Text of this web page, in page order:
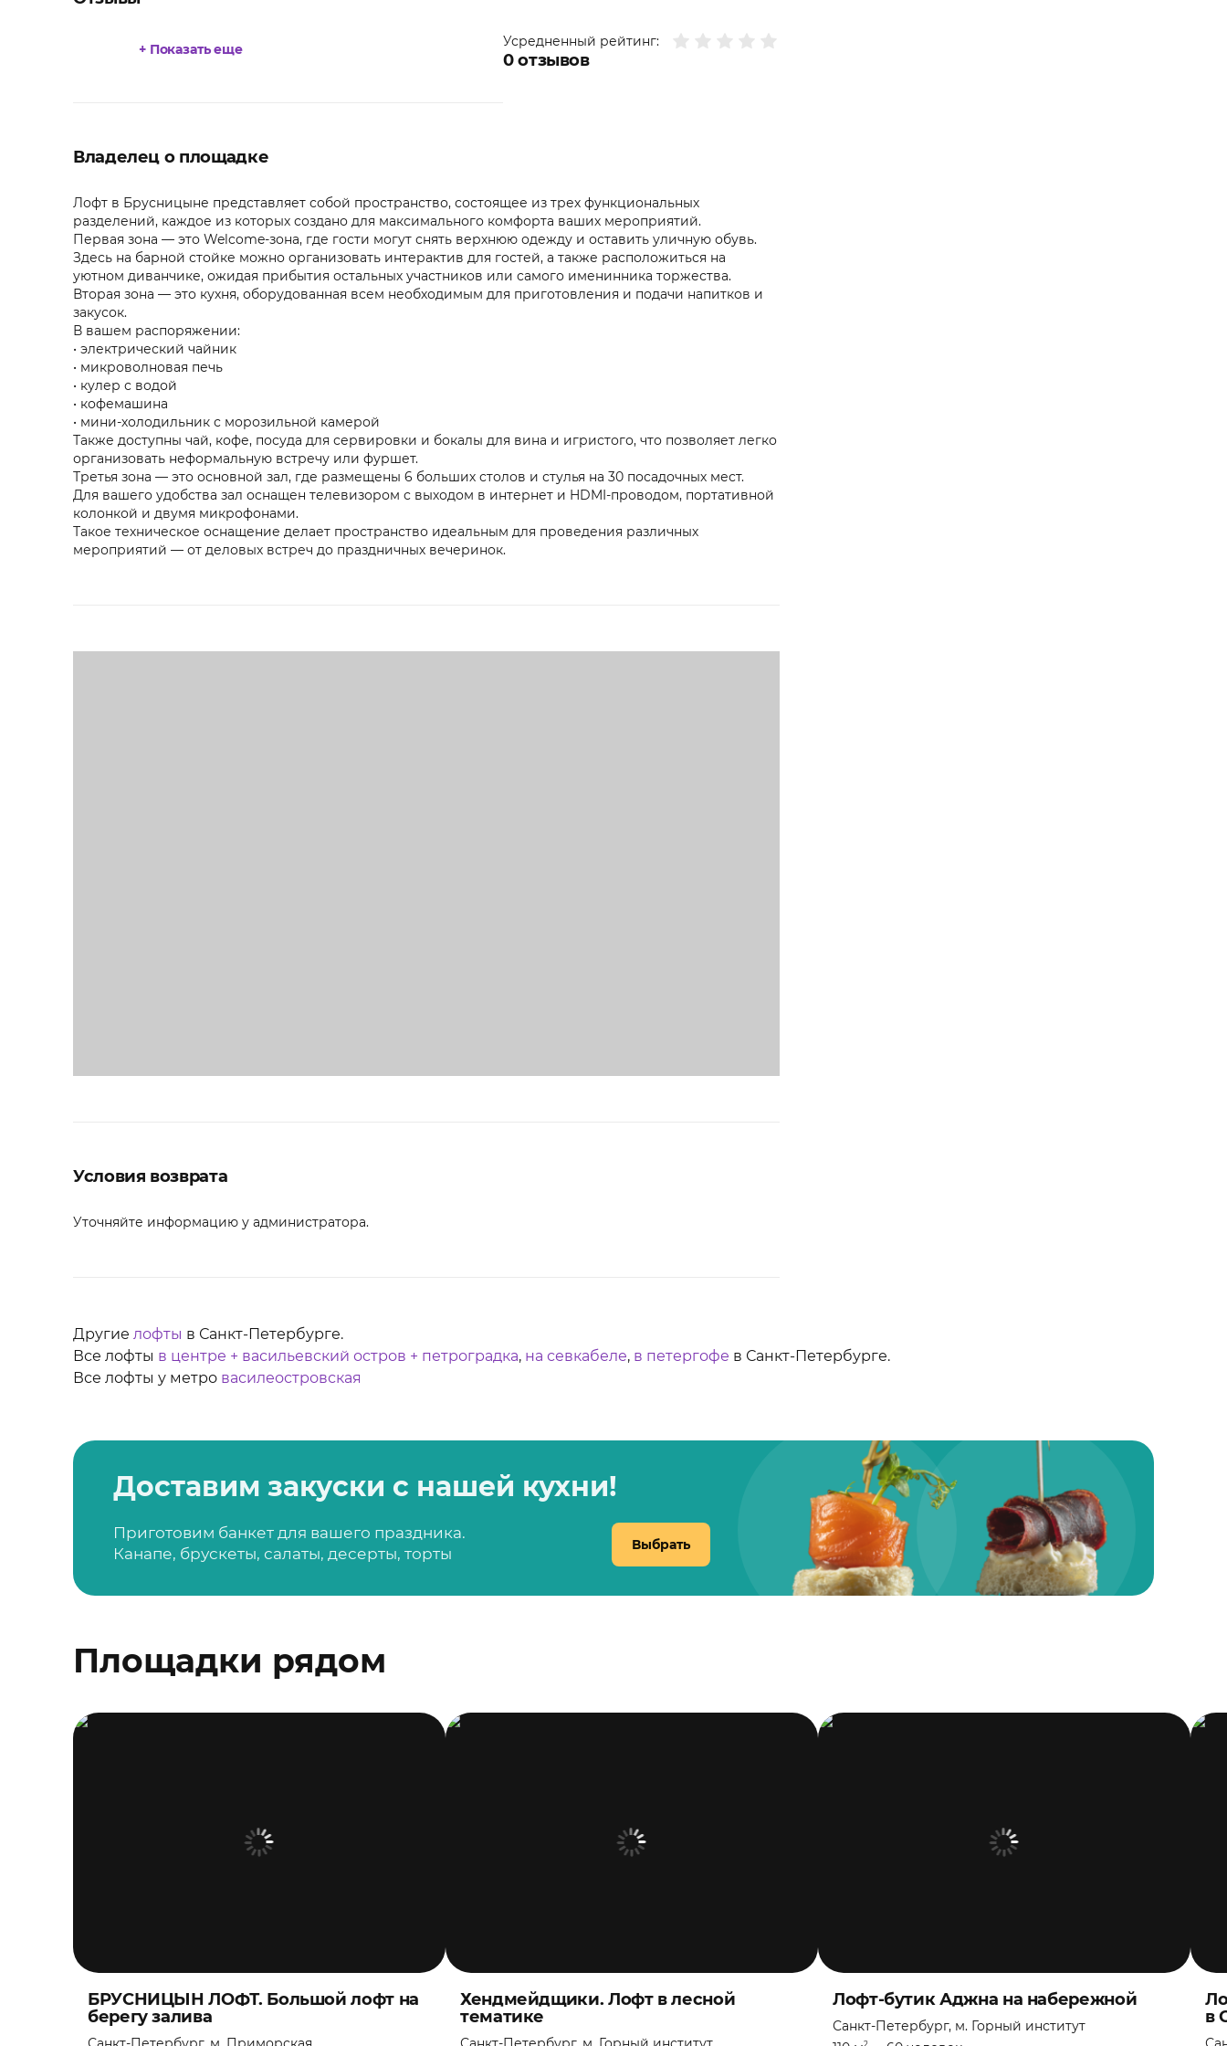
Усредненный рейтинг:
0отзывов
+ Показать еще
Владелец о площадке
Лофт в Брусницыне представляет собой пространство, состоящее из трех функциональных
разделений, каждое из которых создано для максимального комфорта ваших мероприятий.
Первая зона — это Welcome-зона, где гости могут снять верхнюю одежду и оставить уличную обувь.
Здесь на барной стойке можно организовать интерактив для гостей, а также расположиться на
уютном диванчике, ожидая прибытия остальных участников или самого именинника торжества.
Вторая зона — это кухня, оборудованная всем необходимым для приготовления и подачи напитков и
закусок.
В вашем распоряжении:
• электрический чайник
• микроволновая печь
• кулер с водой
• кофемашина
• мини-холодильник с морозильной камерой
Также доступны чай, кофе, посуда для сервировки и бокалы для вина и игристого, что позволяет легко
организовать неформальную встречу или фуршет.
Третья зона — это основной зал, где размещены 6 больших столов и стулья на 30 посадочных мест.
Для вашего удобства зал оснащен телевизором с выходом в интернет и HDMI-проводом, портативной
колонкой и двумя микрофонами.
Такое техническое оснащение делает пространство идеальным для проведения различных
мероприятий — от деловых встреч до праздничных вечеринок.
Условия возврата
Уточняйте информацию у администратора.
Другие лофты в Санкт-Петербурге.
Все лофты в центре + васильевский остров + петроградка, на севкабеле, в петергофе в Санкт-Петербурге.
Все лофты у метро василеостровская
Доставим закуски с нашей кухни!
Приготовим банкет для вашего праздника.
Канапе, брускеты, салаты, десерты, торты
Выбрать
Площадки рядом
БРУСНИЦЫН ЛОФТ. Большой лофт на
берегу залива
Хендмейдщики. Лофт в лесной
тематике
Лофт-бутик Аджна на набережной
Санкт-Петербург, м. Горный институт
2
в